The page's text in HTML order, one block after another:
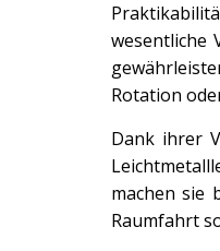
wesentliche
Rotation
Dank ihrer
machen sie
Raumfahrt